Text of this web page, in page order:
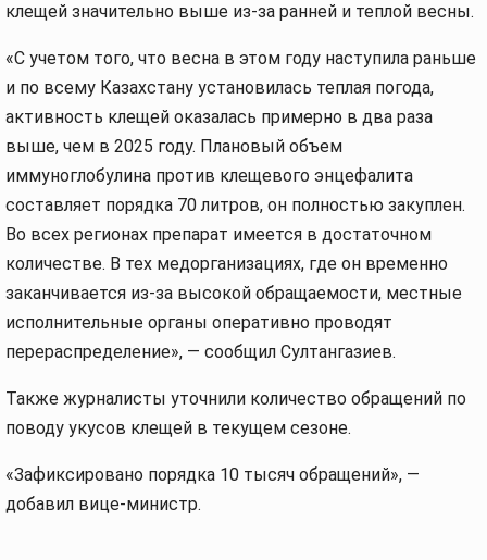
клещей значительно выше из-за ранней и теплой весны.
«С учетом того, что весна в этом году наступила раньше
и по всему Казахстану установилась теплая погода,
активность клещей оказалась примерно в два раза
выше, чем в 2025 году. Плановый объем
иммуноглобулина против клещевого энцефалита
составляет порядка 70 литров, он полностью закуплен.
Во всех регионах препарат имеется в достаточном
количестве. В тех медорганизациях, где он временно
заканчивается из-за высокой обращаемости, местные
исполнительные органы оперативно проводят
перераспределение», — сообщил Султангазиев.
Также журналисты уточнили количество обращений по
поводу укусов клещей в текущем сезоне.
«Зафиксировано порядка 10 тысяч обращений», —
добавил вице-министр.